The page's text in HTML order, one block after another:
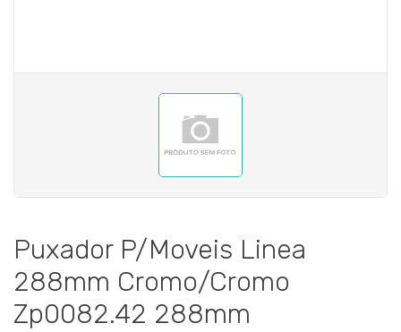
Puxador P/Moveis Linea
288mm Cromo/Cromo
Zp0082.42 288mm